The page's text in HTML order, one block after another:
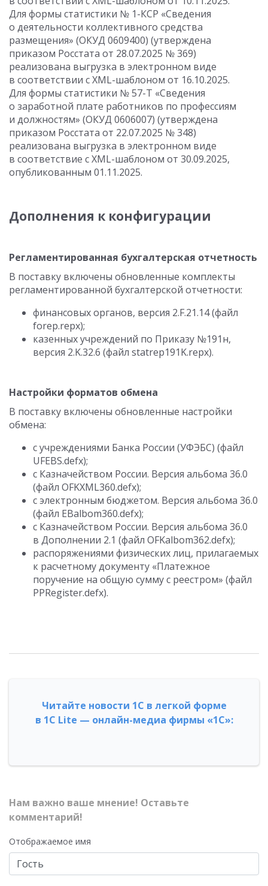
Для формы статистики № 1-КСР «Сведения
о деятельности коллективного средства
размещения» (ОКУД 0609400) (утверждена
приказом Росстата от 28.07.2025 № 369)
реализована выгрузка в электронном виде
в соответствии с XML-шаблоном от 16.10.2025.
Для формы статистики № 57-Т «Сведения
о заработной плате работников по профессиям
и должностям» (ОКУД 0606007) (утверждена
приказом Росстата от 22.07.2025 № 348)
реализована выгрузка в электронном виде
в соответствие с XML-шаблоном от 30.09.2025,
опубликованным 01.11.2025.
Дополнения к конфигурации
Регламентированная бухгалтерская отчетность
В поставку включены обновленные комплекты
регламентированной бухгалтерской отчетности:
финансовых органов, версия 2.F.21.14 (файл
forep.repx);
казенных учреждений по Приказу №191н,
версия 2.K.32.6 (файл statrep191K.repx).
Настройки форматов обмена
В поставку включены обновленные настройки
обмена:
с учреждениями Банка России (УФЭБС) (файл
UFEBS.defx);
с Казначейством России. Версия альбома 36.0
(файл OFKXML360.defx);
с электронным бюджетом. Версия альбома 36.0
(файл EBalbom360.defx);
с Казначейством России. Версия альбома 36.0
в Дополнении 2.1 (файл OFKalbom362.defx);
распоряжениями физических лиц, прилагаемых
к расчетному документу «Платежное
поручение на общую сумму с реестром» (файл
PPRegister.defx).
Читайте новости 1С в легкой форме
в 1С Lite — онлайн-медиа фирмы «1С»:
Нам важно ваше мнение! Оставьте
комментарий!
Отображаемое имя